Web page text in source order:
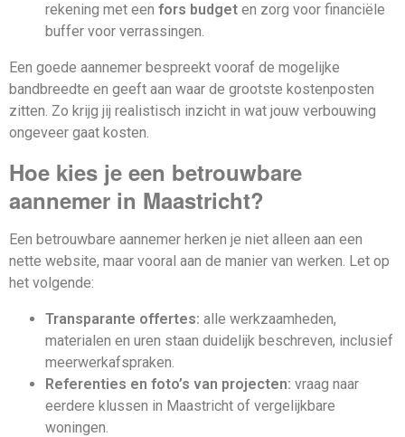
rekening met een fors budget en zorg voor financiële
buffer voor verrassingen.
Een goede aannemer bespreekt vooraf de mogelijke
bandbreedte en geeft aan waar de grootste kostenposten
zitten. Zo krijg jij realistisch inzicht in wat jouw verbouwing
ongeveer gaat kosten.
Hoe kies je een betrouwbare
aannemer in Maastricht?
Een betrouwbare aannemer herken je niet alleen aan een
nette website, maar vooral aan de manier van werken. Let op
het volgende:
Transparante offertes: alle werkzaamheden,
materialen en uren staan duidelijk beschreven, inclusief
meerwerkafspraken.
Referenties en foto’s van projecten: vraag naar
eerdere klussen in Maastricht of vergelijkbare
woningen.